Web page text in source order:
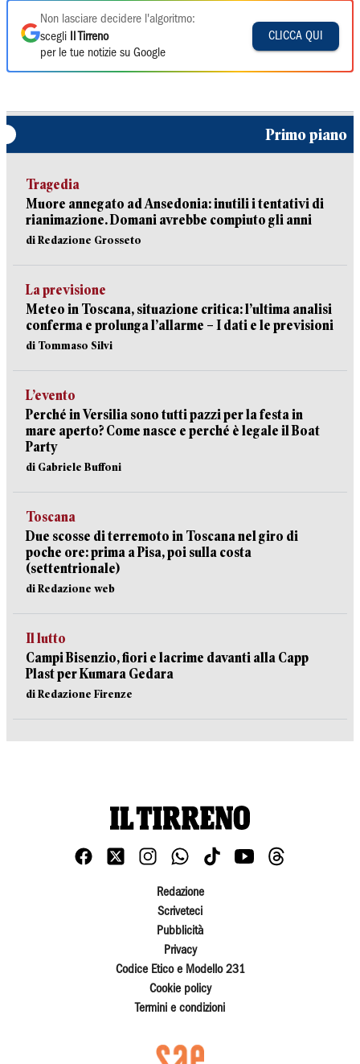
Non lasciare decidere l'algoritmo:
scegli
Il Tirreno
per le tue notizie su Google
CLICCA QUI
Primo piano
Tragedia
Muore annegato ad Ansedonia: inutili i tentativi di
rianimazione. Domani avrebbe compiuto gli anni
di Redazione Grosseto
La previsione
Meteo in Toscana, situazione critica: l’ultima analisi
conferma e prolunga l’allarme – I dati e le previsioni
di Tommaso Silvi
L’evento
Perché in Versilia sono tutti pazzi per la festa in
mare aperto? Come nasce e perché è legale il Boat
Party
di Gabriele Buffoni
Toscana
Due scosse di terremoto in Toscana nel giro di
poche ore: prima a Pisa, poi sulla costa
(settentrionale)
di Redazione web
Il lutto
Campi Bisenzio, fiori e lacrime davanti alla Capp
Plast per Kumara Gedara
di Redazione Firenze
Redazione
Scriveteci
Pubblicità
Privacy
Codice Etico e Modello 231
Cookie policy
Termini e condizioni